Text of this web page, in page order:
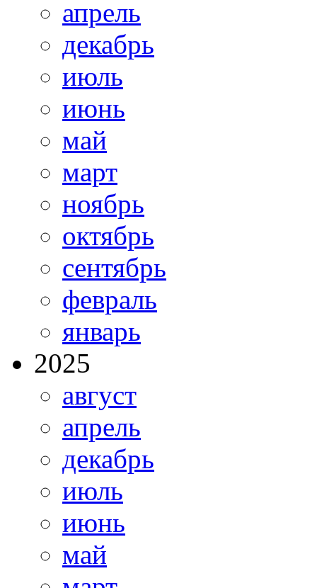
апрель
декабрь
июль
июнь
май
март
ноябрь
октябрь
сентябрь
февраль
январь
2025
август
апрель
декабрь
июль
июнь
май